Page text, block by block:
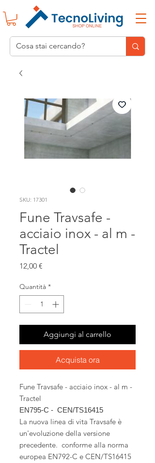
SKU: 17301
Fune Travsafe -
acciaio inox - al m -
Tractel
12,00 €
Quantità *
Aggiungi al carrello
Acquista ora
Fune Travsafe - acciaio inox - al m -
Tractel
EN795-C - CEN/TS16415
La nuova linea di vita Travsafe è
un'evoluzione della versione
precedente. conforme alla norma
europea EN792-C e CEN/TS16415